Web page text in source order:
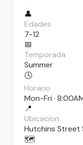
👤
Edades
7-12
📅
Temporada
Summer
🕓
Horario
Mon-Fri ·
📍
Ubicacion
Hutchins Street
🗺️